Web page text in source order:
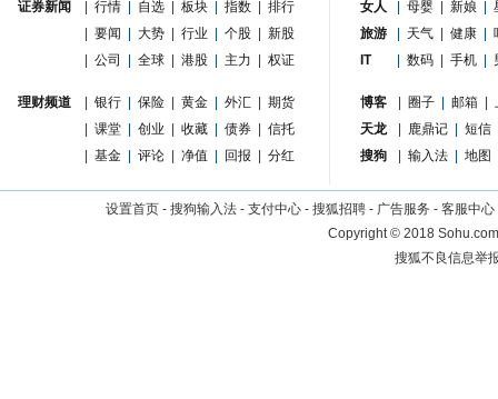
证券新闻 行情 自选 板块 指数
排行
要闻 大势 行业 个股
新股
公司 全球 港股 主力 权证
理财频道 银行 保险 黄金 外汇
期货
课堂 创业 收藏 债券
信托
基金 评论 净值 回报 分红
女人 母婴 新娘
旅游
天气 健康
IT
数码 手机
博客 圈子 邮箱
天龙
鹿鼎记
短信
搜狗
输入法 地图
设置首页 - 搜狗输入法 - 支付中心 - 搜狐招聘 - 广告服务 - 客服中心
Copyright©2018
搜狐不良信息举